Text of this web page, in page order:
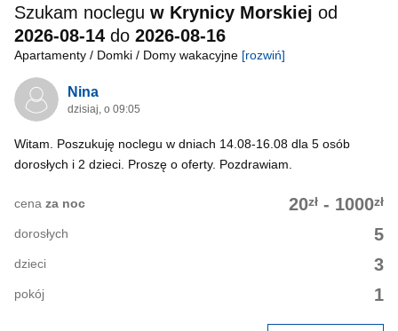
Szukam noclegu w Krynicy Morskiej od
2026-08-14 do 2026-08-16
Apartamenty / Domki / Domy wakacyjne [rozwiń]
Nina
dzisiaj, o 09:05
Witam. Poszukuję noclegu w dniach 14.08-16.08 dla 5 osób
dorosłych i 2 dzieci. Proszę o oferty. Pozdrawiam.
20zł - 1000zł
cena za noc
5
dorosłych
3
dzieci
1
pokój